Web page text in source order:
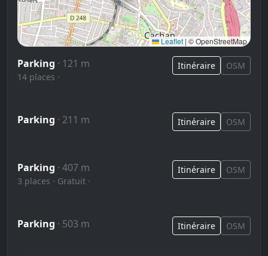
Leaflet | © OpenStreetMap
Parking · 121 m
14 places ·
Itinéraire OSM
Parking · 211 m Itinéraire OSM
Parking · 407 m
3 places · Gratuit ·
Itinéraire OSM
Parking · 503 m Itinéraire OSM